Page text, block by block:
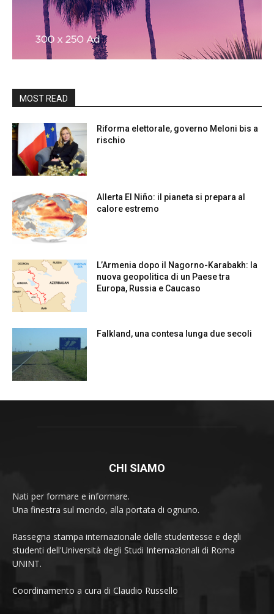
MOST READ
Riforma elettorale, governo Meloni bis a
rischio
Allerta El Niño: il pianeta si prepara al
calore estremo
L’Armenia dopo il Nagorno-Karabakh: la
nuova geopolitica di un Paese tra
Europa, Russia e Caucaso
Falkland, una contesa lunga due secoli
CHI SIAMO
Nati per formare e informare.
Una finestra sul mondo, alla portata di ognuno.
Rassegna stampa internazionale delle studentesse e degli
studenti dell'Università degli Studi Internazionali di Roma
UNINT.
Coordinamento a cura di Claudio Russello